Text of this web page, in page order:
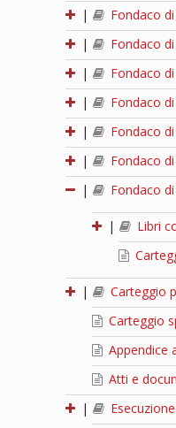
|
Fondaco
|
Fondaco
|
Fondaco
|
Fondaco
|
Fondaco
|
Fondaco
|
Fondaco
|
Libri
|
Carteggio
Carteggio
Appendice
Atti e
|